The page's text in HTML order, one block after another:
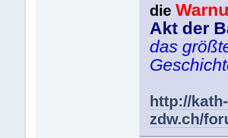
die
Akt der
das
http://kath-
zdw.ch/